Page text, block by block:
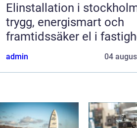
Elinstallation i
trygg, energismart och
framtidssäker el i
admin 04